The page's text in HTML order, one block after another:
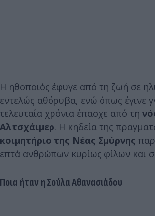
Η ηθοποιός έφυγε από τη ζωή σε
εντελώς αθόρυβα, ενώ όπως έγινε
τελευταία χρόνια έπασχε από τη
Αλτσχάιμερ. Η κηδεία της
κοιμητήριο της Νέας Σμύρνης
επτά ανθρώπων κυρίως φίλων και
Ποια ήταν η Σούλα Αθανασιάδου